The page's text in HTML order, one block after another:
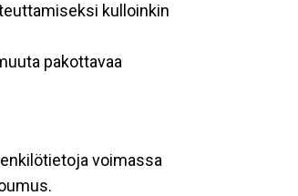
kulloinkin
pakottavaa
voimassa